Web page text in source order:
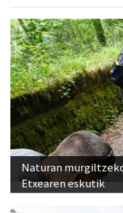
Naturan
Etxearen eskutik